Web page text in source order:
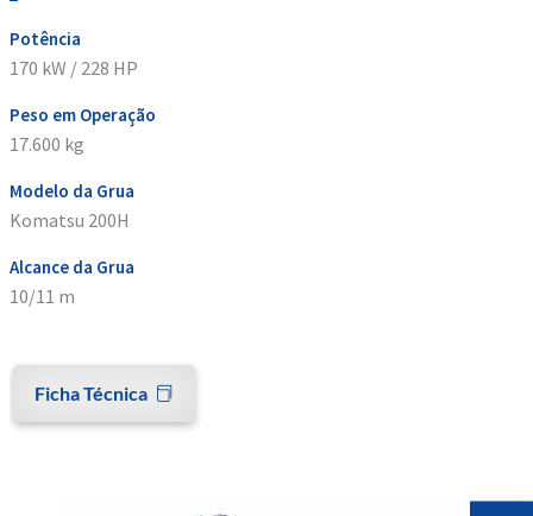
Potência
170 kW / 228 HP
Peso em Operação
17.600 kg
Modelo da Grua
Komatsu 200H
Alcance da Grua
10/11 m
Ficha Técnica